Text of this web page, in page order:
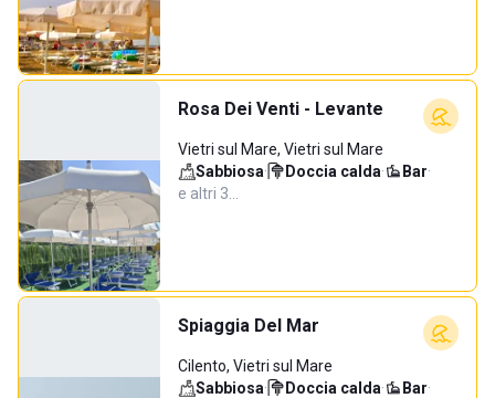
Rosa Dei Venti - Levante
Vietri sul Mare, Vietri sul Mare
Sabbiosa· Doccia calda· Bar·
e altri 3…
Spiaggia Del Mar
Cilento, Vietri sul Mare
Sabbiosa· Doccia calda· Bar·